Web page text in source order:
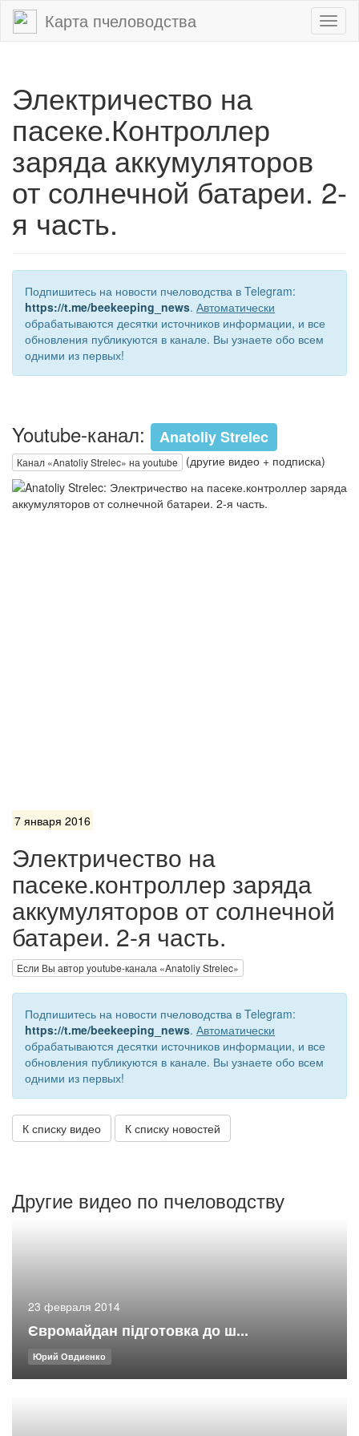
Карта пчеловодства
Электричество на
пасеке.Контроллер
заряда аккумуляторов
от солнечной батареи. 2-
я часть.
Подпишитесь на новости пчеловодства в Telegram:
https://t.me/beekeeping_news. Автоматически
обрабатываются десятки источников информации, и все
обновления публикуются в канале. Вы узнаете обо всем
одними из первых!
Youtube-канал: Anatoliy Strelec
Канал «Anatoliy Strelec» на youtube (другие видео + подписка)
7 января 2016
Электричество на
пасеке.контроллер заряда
аккумуляторов от солнечной
батареи. 2-я часть.
Если Вы автор youtube-канала «Anatoliy Strelec»
Подпишитесь на новости пчеловодства в Telegram:
https://t.me/beekeeping_news. Автоматически
обрабатываются десятки источников информации, и все
обновления публикуются в канале. Вы узнаете обо всем
одними из первых!
К списку видео К списку новостей
Другие видео по пчеловодству
23 февраля 2014
Євромайдан підготовка до ш...
Юрий Овдиенко